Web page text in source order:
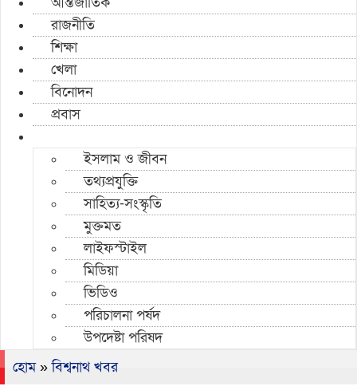
রাজনীতি
শিক্ষা
খেলা
বিনোদন
প্রবাস
ইসলাম ও জীবন
তথ্যপ্রযুক্তি
সাহিত্য-সংস্কৃতি
মুক্তমত
লাইফস্টাইল
মিডিয়া
ভিডিও
পরিচালনা পর্ষদ
উপদেষ্টা পরিষদ
হোম»বিশ্বনাথ খবর